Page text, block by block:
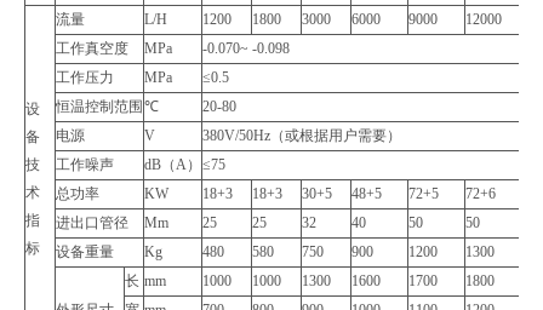
设
备
技
术
指
标
流量 L/H 1200 1800 3000 6000 9000 12000
工作真空度
MPa
-0.070~ -0.098
工作压力
MPa
≤0.5
恒温控制范围℃
20-80
电源
V
380V/50Hz（或根据用户需要）
工作噪声
dB（A） ≤75
总功率
KW 18+3 18+3 30+5 48+5 72+5 72+6
进出口管径
Mm 25 25 32 40 50 50
设备重量
Kg 480 580 750 900 1200 1300
长 mm 1000 1000 1300 1600 1700 1800